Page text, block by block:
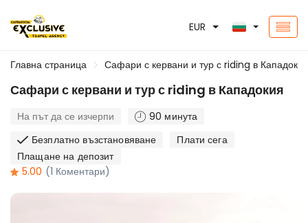
EUR
Главна страница Сафари с кервани и тур с riding в Кападокия
Сафари с кервани и тур с riding в Кападокия
На път да се изчерпи
90 минута
Безплатно възстановяване
Плати сега
Плащане на депозит
5.00 (1 Коментари)